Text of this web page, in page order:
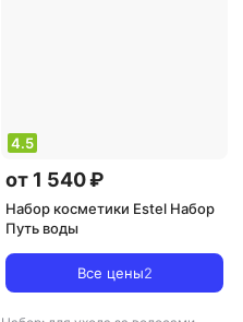
4.5
от 1 540 ₽
Набор косметики Estel Набор
Путь воды
Все цены2